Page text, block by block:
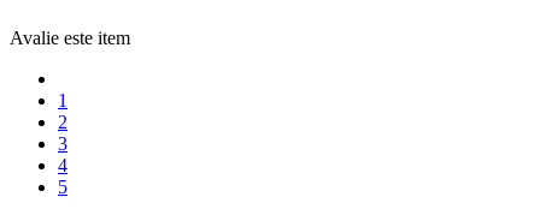
Avalie este item
1
2
3
4
5